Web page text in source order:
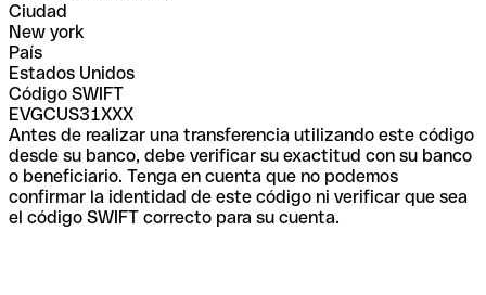
Ciudad
New york
País
Estados Unidos
Código SWIFT
EVGCUS31XXX
Antes de realizar una transferencia utilizando este código
desde su banco, debe verificar su exactitud con su banco
o beneficiario. Tenga en cuenta que no podemos
confirmar la identidad de este código ni verificar que sea
el código SWIFT correcto para su cuenta.